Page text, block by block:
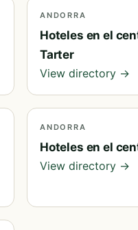
ANDORRA
Hoteles en el
Tarter
View directory →
ANDORRA
Hoteles en el
View directory →